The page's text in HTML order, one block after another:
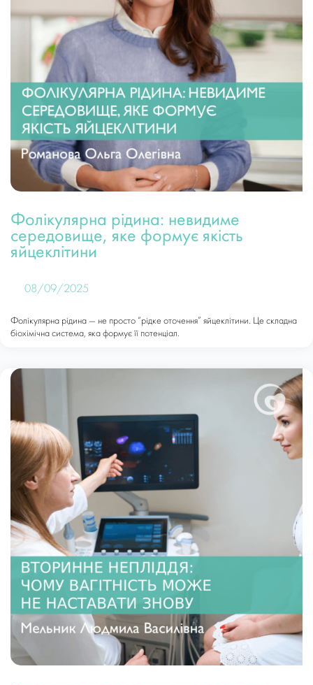
Фолікулярна рідина: невидиме
середовище, яке формує якість
яйцеклітини
08/09/2025
Фолікулярна рідина — не просто “рідке оточення” яйцеклітини. Це складна
біохімічна система, яка формує її потенціал.